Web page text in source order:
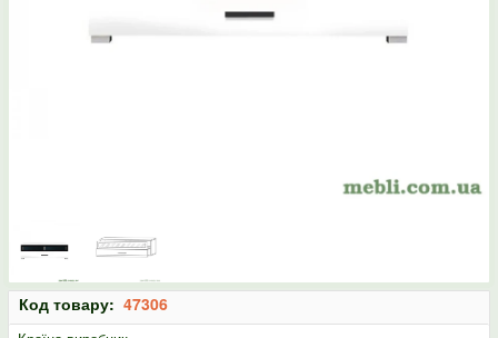
Код товару: 47306